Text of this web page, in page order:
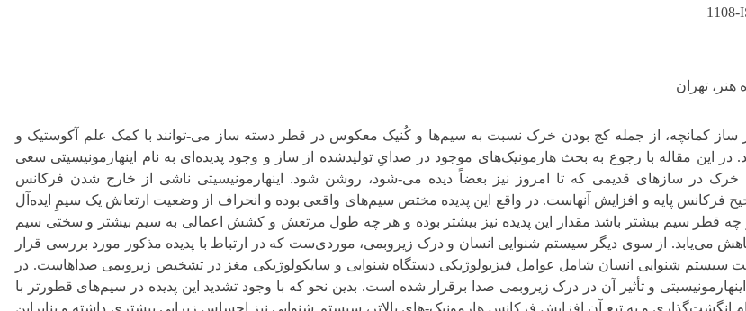
از جمله کج بودن خرک نسبت به سیم‌ها و کُنیک معکوس در قطر دسته ساز می-توانند با کمک علم آکوستیک و
با رجوع به بحث هارمونیک‌های موجود در صدایِ تولیدشده از ساز و وجود پدیده‌ای به نام اینهارمونیسیتی سعی
قدیمی که تا امروز نیز بعضاً دیده می-شود، روشن شود. اینهارمونیسیتی ناشی از خارج شدن فرکانس
پایه و افزایش آنهاست. در واقع این پدیده مختص سیم‌های واقعی بوده و انحراف از وضعیت ارتعاش یک سیمِ ایده‌آل
بیشتر باشد مقدار این پدیده نیز بیشتر بوده و هر چه طول مرتعش و کشش اعمالی به سیم بیشتر و سختی سیم
از سوی دیگر سیستم شنوایی انسان و درک زیروبمی، موردی‌ست که در ارتباط با پدیده مذکور مورد بررسی قرار
شنوایی انسان شامل عوامل فیزیولوژیکی دستگاه شنوایی و سایکولوژیکی مغز در تشخیص زیروبمی صداهاست. در
و تأثیر آن در درک زیروبمی صدا برقرار شده است. بدین نحو که با وجود تشدید این پدیده در سیم‌های قطور‌تر با
و به تبع آن افزایش فرکانسِ هارمونیک-های بالاتر، سیستم شنوایی نیز احساس زیرایی بیشتری داشته و بنابراین